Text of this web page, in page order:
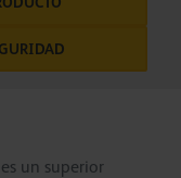
un superior